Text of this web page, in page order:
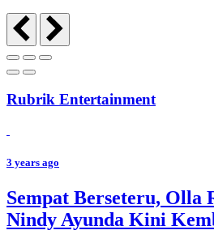
Rubrik Entertainment
3 years ago
Sempat Berseteru, Olla
Nindy Ayunda Kini